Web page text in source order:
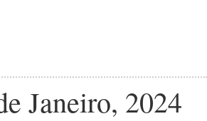
Janeiro, 2024